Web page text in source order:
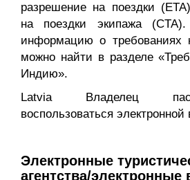
разрешение на поездки
на поездки экипажа (CTA).
информацию о
можно найти в разделе
Индию».
Latvia Владелец
воспользоваться
Электронные
агентства/электронные